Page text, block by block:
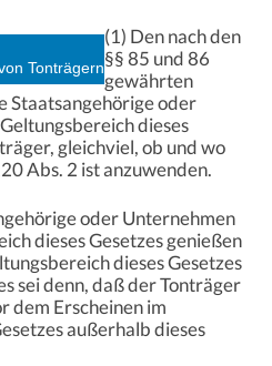
Tonträgern
(1) Den nach den
§§ 85 und 86
gewährten
Staatsangehörige oder
dieses
gleichviel, ob und wo
Abs. 2 ist anzuwenden.
oder Unternehmen
dieses Gesetzes genießen
dieses Gesetzes
sei denn, daß der Tonträger
dem Erscheinen im
außerhalb dieses